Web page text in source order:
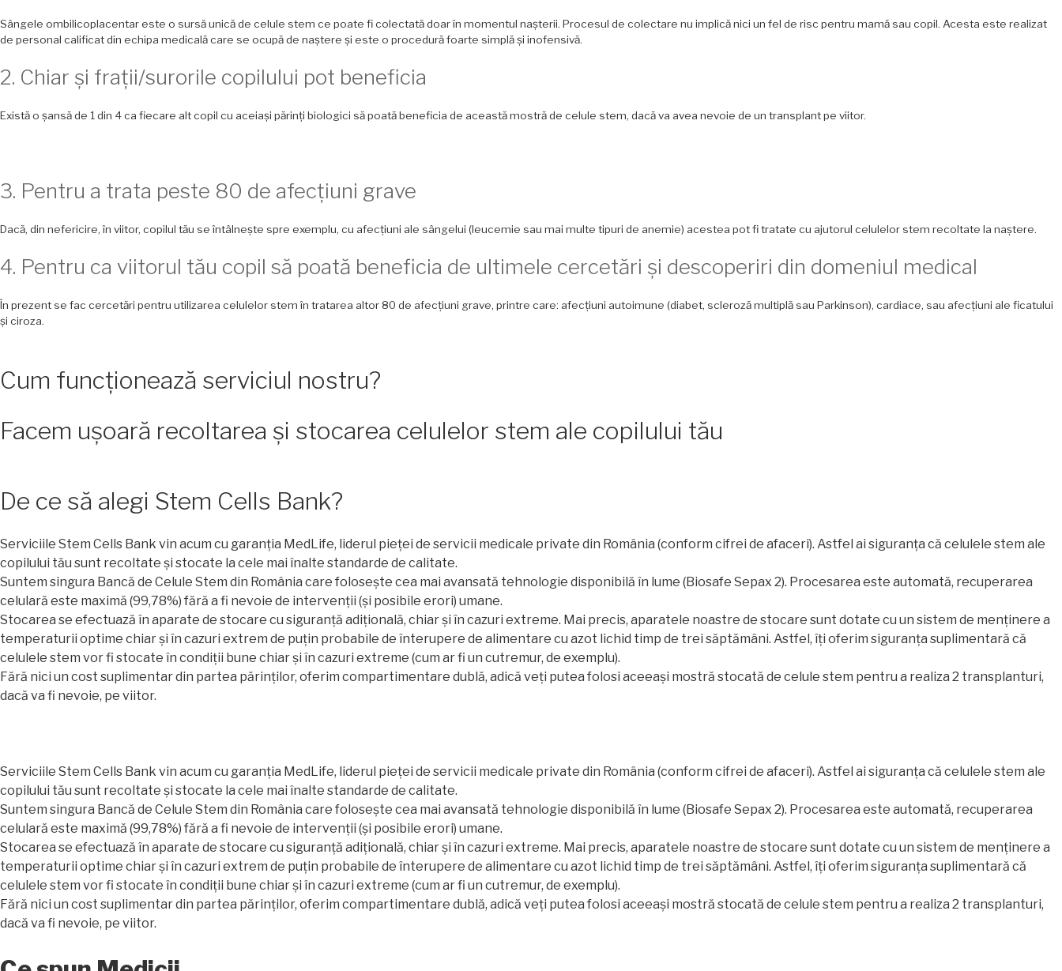
Sângele ombilicoplacentar este o sursă unică de celule stem ce poate fi colectată doar în momentul nașterii. Procesul de colectare nu implică nici un fel de risc pentru mamă sau copil. Acesta este realizat
de personal calificat din echipa medicală care se ocupă de naștere și este o procedură foarte simplă și inofensivă.
2. Chiar și frații/surorile copilului pot beneficia
Există o șansă de 1 din 4 ca fiecare alt copil cu aceiași părinți biologici să poată beneficia de această mostră de celule stem, dacă va avea nevoie de un transplant pe viitor.
3. Pentru a trata peste 80 de afecțiuni grave
Dacă, din nefericire, în viitor, copilul tău se întâlnește spre exemplu, cu afecțiuni ale sângelui (leucemie sau mai multe tipuri de anemie) acestea pot fi tratate cu ajutorul celulelor stem recoltate la naștere.
4. Pentru ca viitorul tău copil să poată beneficia de ultimele cercetări și descoperiri din domeniul medical
În prezent se fac cercetări pentru utilizarea celulelor stem în tratarea altor 80 de afecțiuni grave, printre care: afecțiuni autoimune (diabet, scleroză multiplă sau Parkinson), cardiace, sau afecțiuni ale ficatului
și ciroza.
Cum funcționează serviciul nostru?
Facem ușoară recoltarea și stocarea celulelor stem ale copilului tău
De ce să alegi Stem Cells Bank?
​Serviciile Stem Cells Bank vin acum cu garanția MedLife, liderul pieței de servicii medicale private din România (conform cifrei de afaceri). Astfel ai siguranța că celulele stem ale
copilului tău sunt recoltate și stocate la cele mai înalte standarde de calitate.
​Suntem singura Bancă de Celule Stem din România care folosește cea mai avansată tehnologie disponibilă în lume (Biosafe Sepax 2). Procesarea este automată, recuperarea
celulară este maximă (99,78%) fără a fi nevoie de intervenții (și posibile erori) umane.
Stocarea se efectuază în aparate de stocare cu siguranță adițională, chiar și în cazuri extreme. Mai precis, aparatele noastre de stocare sunt dotate cu un sistem de menținere a
temperaturii optime chiar și în cazuri extrem de puțin probabile de înterupere de alimentare cu azot lichid timp de trei săptămâni. Astfel, îți oferim siguranța suplimentară că
celulele stem vor fi stocate în condiții bune chiar și în cazuri extreme (cum ar fi un cutremur, de exemplu).
​Fără nici un cost suplimentar din partea părinților, oferim compartimentare dublă, adică veți putea folosi aceeași mostră stocată de celule stem pentru a realiza 2 transplanturi,
dacă va fi nevoie, pe viitor.
​Serviciile Stem Cells Bank vin acum cu garanția MedLife, liderul pieței de servicii medicale private din România (conform cifrei de afaceri). Astfel ai siguranța că celulele stem ale
copilului tău sunt recoltate și stocate la cele mai înalte standarde de calitate.
​Suntem singura Bancă de Celule Stem din România care folosește cea mai avansată tehnologie disponibilă în lume (Biosafe Sepax 2). Procesarea este automată, recuperarea
celulară este maximă (99,78%) fără a fi nevoie de intervenții (și posibile erori) umane.
Stocarea se efectuază în aparate de stocare cu siguranță adițională, chiar și în cazuri extreme. Mai precis, aparatele noastre de stocare sunt dotate cu un sistem de menținere a
temperaturii optime chiar și în cazuri extrem de puțin probabile de înterupere de alimentare cu azot lichid timp de trei săptămâni. Astfel, îți oferim siguranța suplimentară că
celulele stem vor fi stocate în condiții bune chiar și în cazuri extreme (cum ar fi un cutremur, de exemplu).
​Fără nici un cost suplimentar din partea părinților, oferim compartimentare dublă, adică veți putea folosi aceeași mostră stocată de celule stem pentru a realiza 2 transplanturi,
dacă va fi nevoie, pe viitor.